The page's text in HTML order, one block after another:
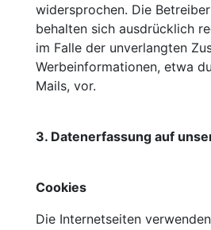
widersprochen. Die
behalten sich ausdrücklich
im Falle der unverlangten
Werbeinformationen, etwa
Mails, vor.
3. Datenerfassung auf
Cookies
Die Internetseiten